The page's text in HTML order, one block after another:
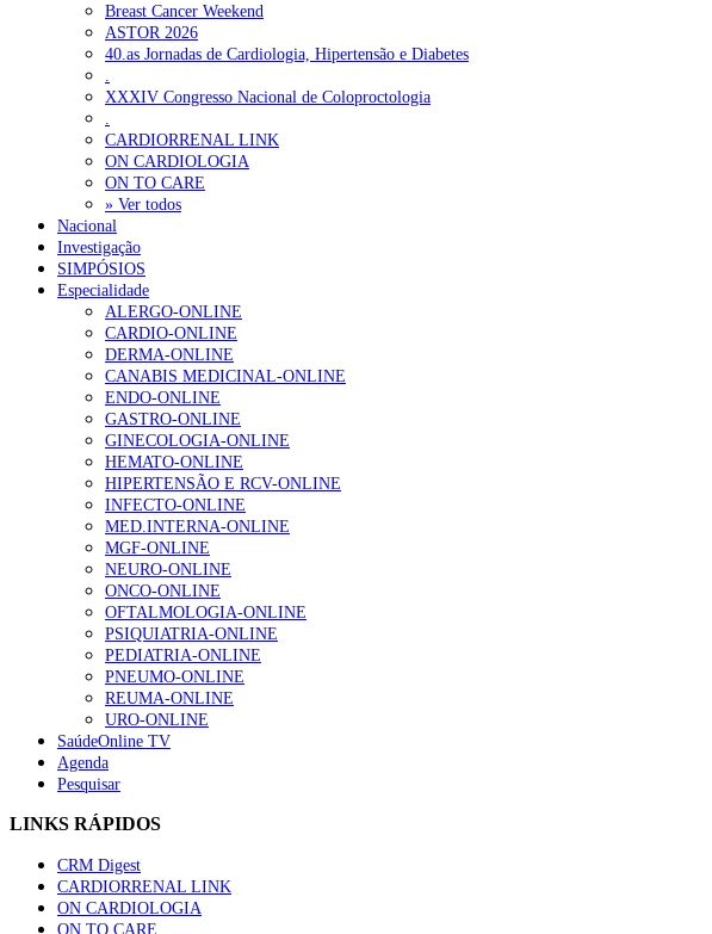
Breast Cancer Weekend
ASTOR 2026
40.as Jornadas de Cardiologia, Hipertensão e Diabetes
XXXIV Congresso Nacional de Coloproctologia
CARDIORRENAL LINK
ON CARDIOLOGIA
ON TO CARE
» Ver todos
Nacional
Investigação
SIMPÓSIOS
Especialidade
ALERGO-ONLINE
CARDIO-ONLINE
DERMA-ONLINE
CANABIS MEDICINAL-ONLINE
ENDO-ONLINE
GASTRO-ONLINE
GINECOLOGIA-ONLINE
HEMATO-ONLINE
HIPERTENSÃO E RCV-ONLINE
INFECTO-ONLINE
MED.INTERNA-ONLINE
MGF-ONLINE
NEURO-ONLINE
ONCO-ONLINE
OFTALMOLOGIA-ONLINE
PSIQUIATRIA-ONLINE
PEDIATRIA-ONLINE
PNEUMO-ONLINE
REUMA-ONLINE
URO-ONLINE
SaúdeOnline TV
Agenda
Pesquisar
LINKS RÁPIDOS
CRM Digest
CARDIORRENAL LINK
ON CARDIOLOGIA
ON TO CARE